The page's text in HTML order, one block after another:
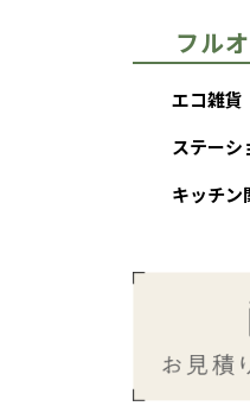
フル
エコ雑貨
ステーシ
キッチン